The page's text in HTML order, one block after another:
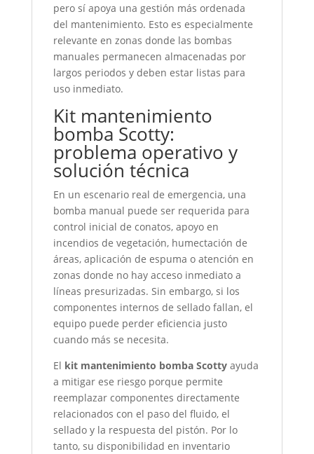
pero sí apoya una gestión más ordenada
del mantenimiento. Esto es especialmente
relevante en zonas donde las bombas
manuales permanecen almacenadas por
largos periodos y deben estar listas para
uso inmediato.
Kit mantenimiento
bomba Scotty:
problema operativo y
solución técnica
En un escenario real de emergencia, una
bomba manual puede ser requerida para
control inicial de conatos, apoyo en
incendios de vegetación, humectación de
áreas, aplicación de espuma o atención en
zonas donde no hay acceso inmediato a
líneas presurizadas. Sin embargo, si los
componentes internos de sellado fallan, el
equipo puede perder eficiencia justo
cuando más se necesita.
El kit mantenimiento bomba Scottyayuda
a mitigar ese riesgo porque permite
reemplazar componentes directamente
relacionados con el paso del fluido, el
sellado y la respuesta del pistón. Por lo
tanto, su disponibilidad en inventario